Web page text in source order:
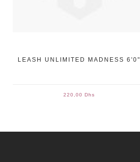
LEASH UNLIMITED MADNESS 6'0"
220,00 Dhs